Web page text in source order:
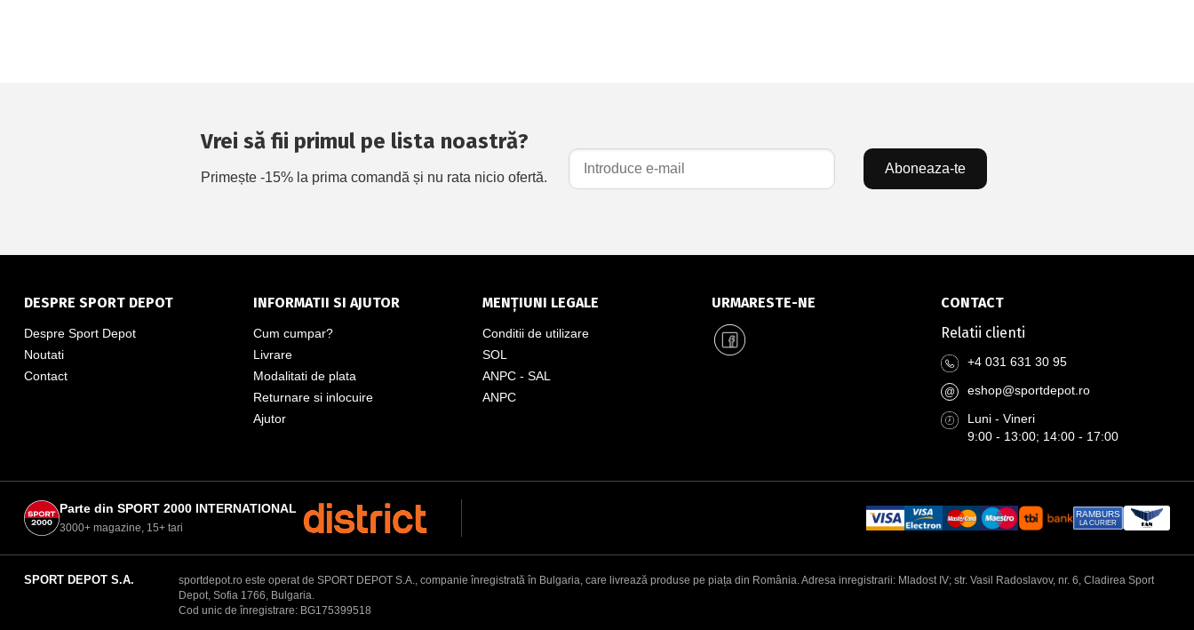
Vrei să fii primul pe lista noastră?
Primește -15% la prima comandă și nu rata nicio ofertă.
Aboneaza-te
DESPRE SPORT DEPOT
Despre Sport Depot
Noutati
Contact
INFORMATII SI AJUTOR
Cum cumpar?
Livrare
Modalitati de plata
Returnare si inlocuire
Ajutor
MENȚIUNI LEGALE
Conditii de utilizare
SOL
ANPC - SAL
ANPC
URMARESTE-NE
CONTACT
Relatii clienti
+4 031 631 30 95
@
eshop@sportdepot.ro
Luni - Vineri
9:00 - 13:00; 14:00 - 17:00
Parte din SPORT 2000 INTERNATIONAL
3000+ magazine, 15+ tari
RAMBURS
LA CURIER
SPORT DEPOT S.A.
sportdepot.ro este operat de SPORT DEPOT S.A., companie înregistrată în Bulgaria, care livrează produse pe piața din România. Adresa inregistrarii: Mladost IV; str. Vasil Radoslavov, nr. 6, Cladirea Sport
Depot, Sofia 1766, Bulgaria.
Cod unic de înregistrare: BG175399518